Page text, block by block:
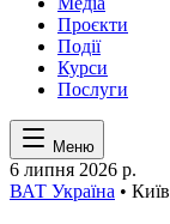
Проєкти
Події
Курси
Послуги
Меню
6 липня 2026 р.
ВАТ Україна • Київ